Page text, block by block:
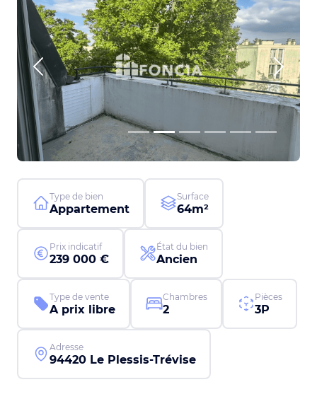
Previous Next
Type de bien
Appartement
Surface
64m²
Prix indicatif
239 000 €
État du bien
Ancien
Type de vente
A prix libre
Chambres
2
Pièces
3P
Adresse
94420 Le Plessis-Trévise